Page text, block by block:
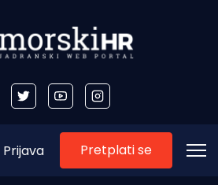
Prijava Pretplati se